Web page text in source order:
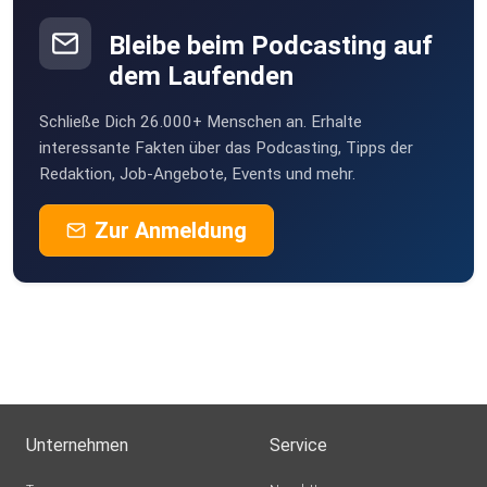
Bleibe beim Podcasting auf
dem Laufenden
Schließe Dich 26.000+ Menschen an. Erhalte
interessante Fakten über das Podcasting, Tipps der
Redaktion, Job-Angebote, Events und mehr.
Zur Anmeldung
Unternehmen Service